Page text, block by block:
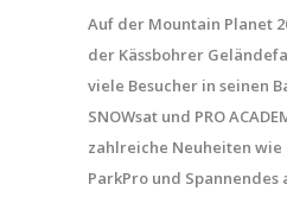
Auf der Mountain Planet
der Kässbohrer
viele Besucher in seinen
SNOWsat und PRO
zahlreiche Neuheiten wie
ParkPro und Spannendes